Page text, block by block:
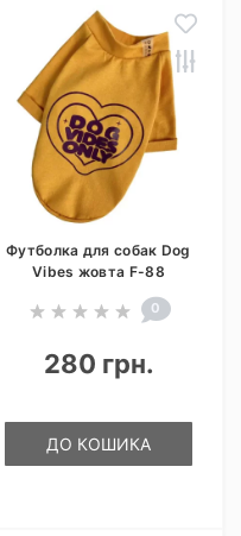
Футболка для собак Dog
Vibes жовта F-88
0
280 грн.
ДО КОШИКА